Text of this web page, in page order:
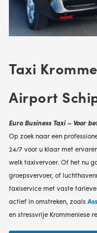
Taxi
Airport
Euro Business Taxi – Voor
Op zoek naar een
24/7 voor u klaar met
welk taxivervoer. Of het nu
groepsvervoer, of
taxiservice met vaste
actief in omstreken, zoals
en stressvrije Krommeniese